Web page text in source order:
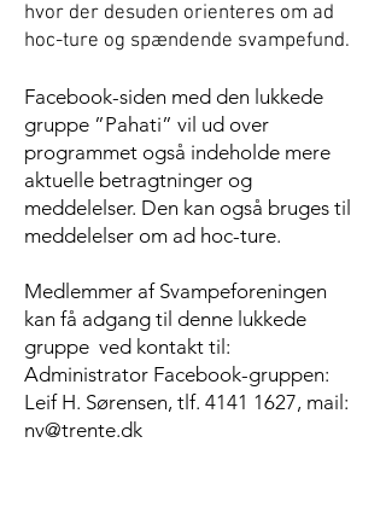
hvor der desuden orienteres om ad
hoc-ture og spændende svampefund.
Facebook-siden med den lukkede
gruppe ”Pahati” vil ud over
programmet også indeholde mere
aktuelle betragtninger og
meddelelser. Den kan også bruges til
meddelelser om ad hoc-ture.
Medlemmer af Svampeforeningen
kan få adgang til denne lukkede
gruppe ved kontakt til:
Administrator Facebook-gruppen:
Leif H. Sørensen, tlf. 4141 1627, mail:
nv@trente.dk